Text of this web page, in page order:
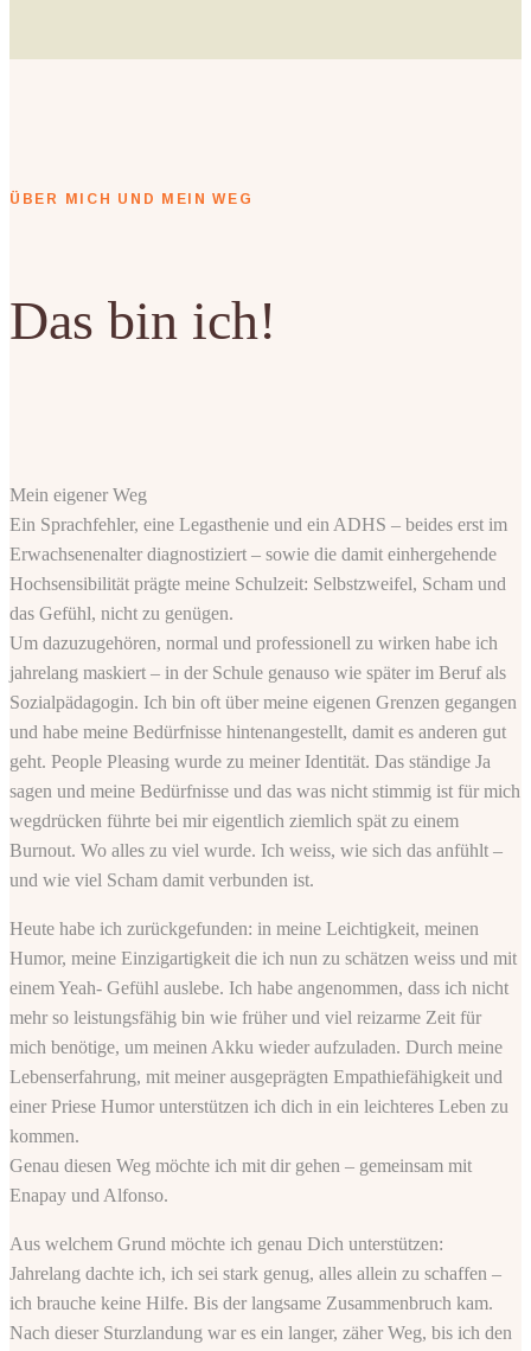
ÜBER MICH UND MEIN WEG
Das bin ich!
Mein eigener Weg
Ein Sprachfehler, eine Legasthenie und ein ADHS – beides erst im
Erwachsenenalter diagnostiziert – sowie die damit einhergehende
Hochsensibilität prägte meine Schulzeit: Selbstzweifel, Scham und
das Gefühl, nicht zu genügen.
Um dazuzugehören, normal und professionell zu wirken habe ich
jahrelang maskiert – in der Schule genauso wie später im Beruf als
Sozialpädagogin. Ich bin oft über meine eigenen Grenzen gegangen
und habe meine Bedürfnisse hintenangestellt, damit es anderen gut
geht. People Pleasing wurde zu meiner Identität. Das ständige Ja
sagen und meine Bedürfnisse und das was nicht stimmig ist für mich
wegdrücken führte bei mir eigentlich ziemlich spät zu einem
Burnout. Wo alles zu viel wurde. Ich weiss, wie sich das anfühlt –
und wie viel Scham damit verbunden ist.
Heute habe ich zurückgefunden: in meine Leichtigkeit, meinen
Humor, meine Einzigartigkeit die ich nun zu schätzen weiss und mit
einem Yeah- Gefühl auslebe. Ich habe angenommen, dass ich nicht
mehr so leistungsfähig bin wie früher und viel reizarme Zeit für
mich benötige, um meinen Akku wieder aufzuladen. Durch meine
Lebenserfahrung, mit meiner ausgeprägten Empathiefähigkeit und
einer Priese Humor unterstützen ich dich in ein leichteres Leben zu
kommen.
Genau diesen Weg möchte ich mit dir gehen – gemeinsam mit
Enapay und Alfonso.
Aus welchem Grund möchte ich genau Dich unterstützen:
Jahrelang dachte ich, ich sei stark genug, alles allein zu schaffen –
ich brauche keine Hilfe. Bis der langsame Zusammenbruch kam.
Nach dieser Sturzlandung war es ein langer, zäher Weg, bis ich den